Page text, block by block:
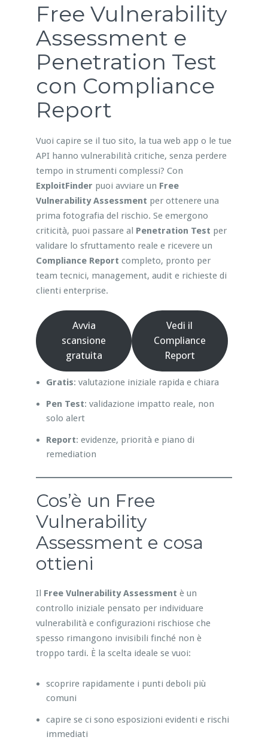
Free Vulnerability
Assessment e
Penetration Test
con Compliance
Report
Vuoi capire se il tuo sito, la tua web app o le tue
API hanno vulnerabilità critiche, senza perdere
tempo in strumenti complessi? Con
ExploitFinder puoi avviare un Free
Vulnerability Assessment per ottenere una
prima fotografia del rischio. Se emergono
criticità, puoi passare al Penetration Test per
validare lo sfruttamento reale e ricevere un
Compliance Report completo, pronto per
team tecnici, management, audit e richieste di
clienti enterprise.
Avvia
scansione
gratuita
Vedi il
Compliance
Report
Gratis: valutazione iniziale rapida e chiara
Pen Test: validazione impatto reale, non
solo alert
Report: evidenze, priorità e piano di
remediation
Cos’è un Free
Vulnerability
Assessment e cosa
ottieni
Il Free Vulnerability Assessment è un
controllo iniziale pensato per individuare
vulnerabilità e configurazioni rischiose che
spesso rimangono invisibili finché non è
troppo tardi. È la scelta ideale se vuoi:
scoprire rapidamente i punti deboli più
comuni
capire se ci sono esposizioni evidenti e rischi
immediati